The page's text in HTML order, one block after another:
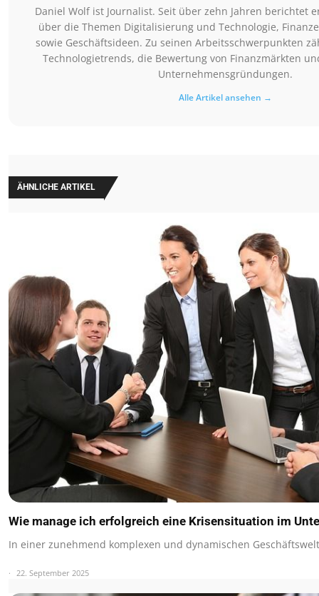
Daniel Wolf ist Journalist. Seit über zehn Jahren berichtet
über die Themen Digitalisierung und Technologie,
sowie Geschäftsideen. Zu seinen Arbeitsschwerpunkten
Technologietrends, die Bewertung von Finanzmärkten
Unternehmensgründungen.
Alle Artikel ansehen →
ÄHNLICHE ARTIKEL
Wie manage ich erfolgreich eine Krisensituation im
In einer zunehmend komplexen und dynamischen
22. September 2025